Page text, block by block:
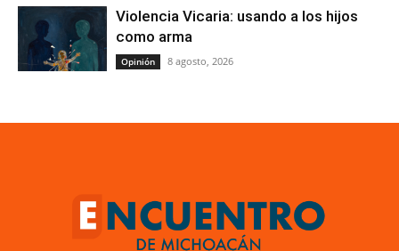
Violencia Vicaria: usando a los hijos
como arma
Opinión 8 agosto, 2026